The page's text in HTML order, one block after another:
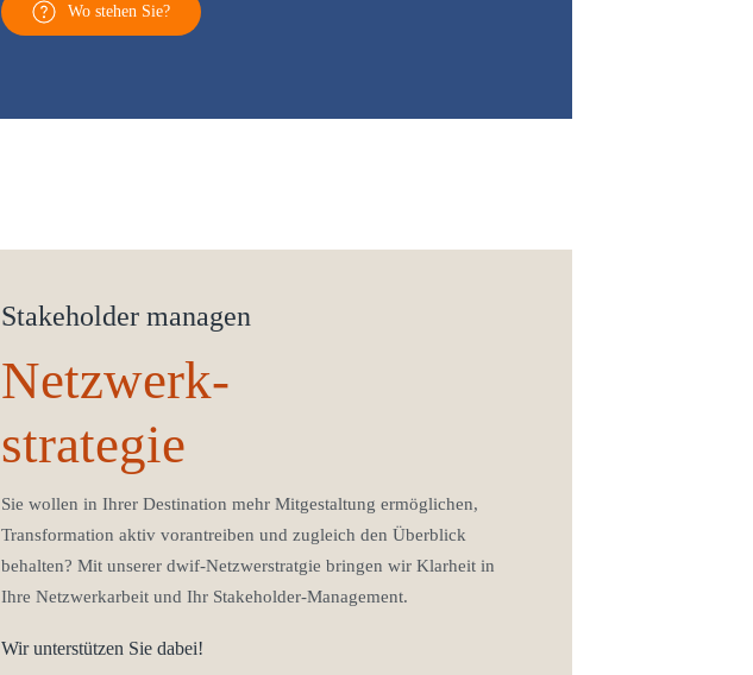
Wo stehen Sie?
Stakeholder managen
Netzwerk-
strategie
Sie wollen in Ihrer Destination mehr Mitgestaltung ermöglichen,
Transformation aktiv vorantreiben und zugleich den Überblick
behalten? Mit unserer dwif-Netzwerstratgie bringen wir Klarheit in
Ihre Netzwerkarbeit und Ihr Stakeholder-Management.
Wir unterstützen Sie dabei!